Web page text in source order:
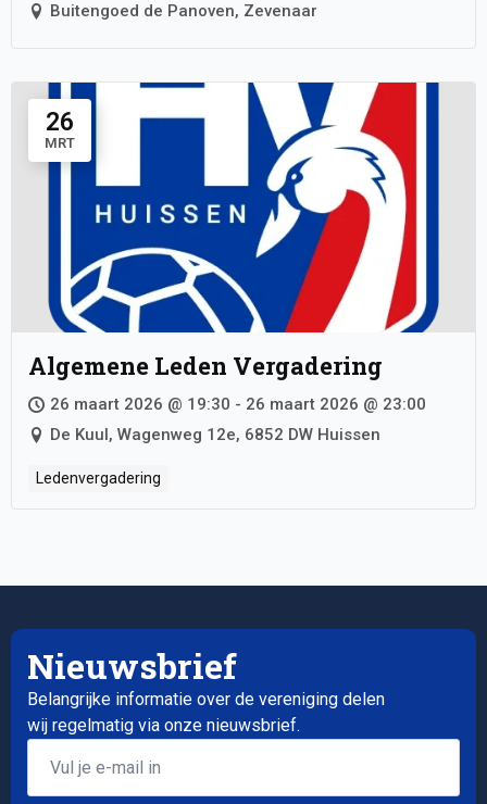
Buitengoed de Panoven, Zevenaar
26
MRT
Algemene Leden Vergadering
26 maart 2026 @ 19:30 - 26 maart 2026 @ 23:00
De Kuul, Wagenweg 12e, 6852 DW Huissen
Ledenvergadering
Nieuwsbrief
Belangrijke informatie over de vereniging delen
wij regelmatig via onze nieuwsbrief.
Email